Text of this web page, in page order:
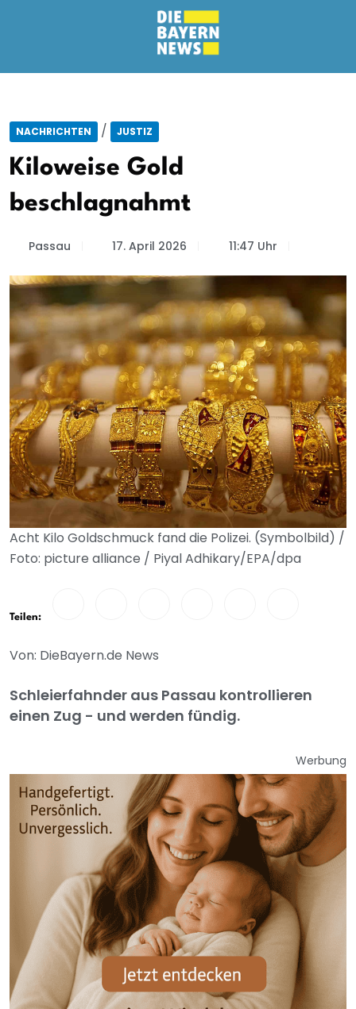
NACHRICHTEN / JUSTIZ
Kiloweise Gold
beschlagnahmt
Passau 17. April 2026 11:47 Uhr
Acht Kilo Goldschmuck fand die Polizei. (Symbolbild) /
Foto: picture alliance / Piyal Adhikary/EPA/dpa
Teilen:
Von: DieBayern.de News
Schleierfahnder aus Passau kontrollieren
einen Zug - und werden fündig.
Werbung